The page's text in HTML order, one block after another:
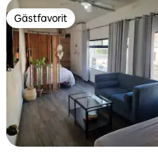
Gästfavorit
Gästfavorit